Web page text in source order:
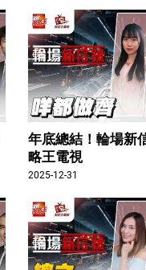
年底總結！輪場新
略王電視
2025-12-31